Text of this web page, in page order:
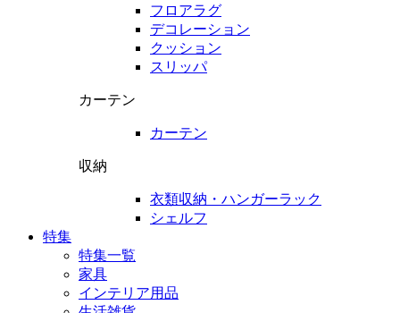
フロアラグ
デコレーション
クッション
スリッパ
カーテン
カーテン
収納
衣類収納・ハンガーラック
シェルフ
特集
特集一覧
家具
インテリア用品